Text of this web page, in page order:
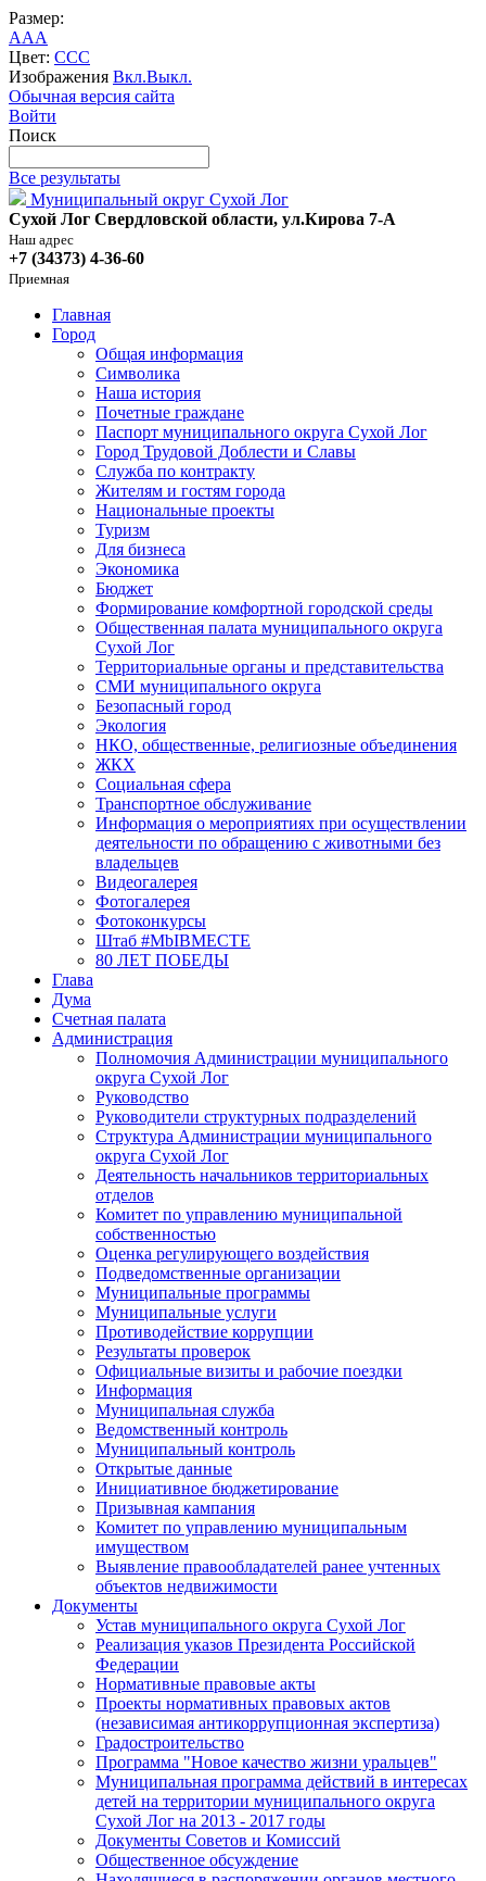
Размер:
AAA
Цвет: CCC
Изображения Вкл.Выкл.
Обычная версия сайта
Войти
Поиск
Все результаты
Муниципальный округ Сухой Лог
Сухой Лог Свердловской области, ул.Кирова 7-А
Наш адрес
+7 (34373) 4-36-60
Приемная
Главная
Город
Общая информация
Символика
Наша история
Почетные граждане
Паспорт муниципального округа Сухой Лог
Город Трудовой Доблести и Славы
Служба по контракту
Жителям и гостям города
Национальные проекты
Туризм
Для бизнеса
Экономика
Бюджет
Формирование комфортной городской среды
Общественная палата муниципального округа
Сухой Лог
Территориальные органы и представительства
СМИ муниципального округа
Безопасный город
Экология
НКО, общественные, религиозные объединения
ЖКХ
Социальная сфера
Транспортное обслуживание
Информация о мероприятиях при осуществлении
деятельности по обращению с животными без
владельцев
Видеогалерея
Фотогалерея
Фотоконкурсы
Штаб #MbIBMECTE
80 ЛЕТ ПОБЕДЫ
Глава
Дума
Счетная палата
Администрация
Полномочия Администрации муниципального
округа Сухой Лог
Руководство
Руководители структурных подразделений
Структура Администрации муниципального
округа Сухой Лог
Деятельность начальников территориальных
отделов
Комитет по управлению муниципальной
собственностью
Оценка регулирующего воздействия
Подведомственные организации
Муниципальные программы
Муниципальные услуги
Противодействие коррупции
Результаты проверок
Официальные визиты и рабочие поездки
Информация
Муниципальная служба
Ведомственный контроль
Муниципальный контроль
Открытые данные
Инициативное бюджетирование
Призывная кампания
Комитет по управлению муниципальным
имуществом
Выявление правообладателей ранее учтенных
объектов недвижимости
Документы
Устав муниципального округа Сухой Лог
Реализация указов Президента Российской
Федерации
Нормативные правовые акты
Проекты нормативных правовых актов
(независимая антикоррупционная экспертиза)
Градостроительство
Программа "Новое качество жизни уральцев"
Муниципальная программа действий в интересах
детей на территории муниципального округа
Сухой Лог на 2013 - 2017 годы
Документы Советов и Комиссий
Общественное обсуждение